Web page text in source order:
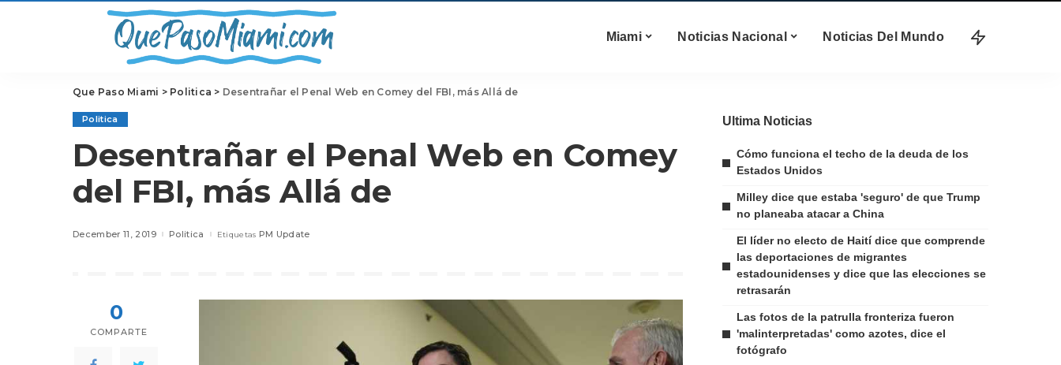
Miami Noticias Nacional Noticias Del Mundo
Que Paso Miami > Politica > Desentrañar el Penal Web en Comey del FBI, más Allá de
Politica
Desentrañar el Penal Web en Comey
del FBI, más Allá de
December 11, 2019 Politica Etiquetas PM Update
0
COMPARTE
Ultima Noticias
Cómo funciona el techo de la deuda de los
Estados Unidos
Milley dice que estaba 'seguro' de que Trump
no planeaba atacar a China
El líder no electo de Haití dice que comprende
las deportaciones de migrantes
estadounidenses y dice que las elecciones se
retrasarán
Las fotos de la patrulla fronteriza fueron
'malinterpretadas' como azotes, dice el
fotógrafo